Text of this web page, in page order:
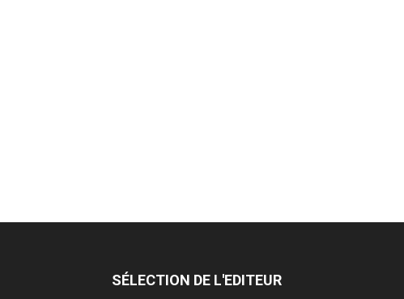
SÉLECTION DE L'EDITEUR